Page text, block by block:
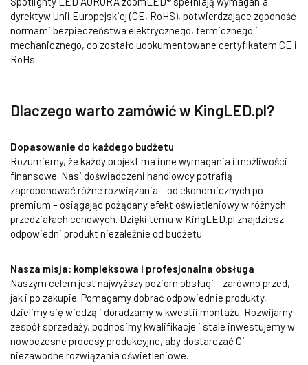
dyrektyw Unii Europejskiej (CE, RoHS), potwierdzające zgodność
normami bezpieczeństwa elektrycznego, termicznego i
mechanicznego, co zostało udokumentowane certyfikatem CE i
RoHs.
Dlaczego warto zamówić w KingLED.pl?
Dopasowanie do każdego budżetu
Rozumiemy, że każdy projekt ma inne wymagania i możliwości
finansowe. Nasi doświadczeni handlowcy potrafią
zaproponować różne rozwiązania – od ekonomicznych po
premium – osiągając pożądany efekt oświetleniowy w różnych
przedziałach cenowych. Dzięki temu w KingLED.pl znajdziesz
odpowiedni produkt niezależnie od budżetu.
Nasza misja: kompleksowa i profesjonalna obsługa
Naszym celem jest najwyższy poziom obsługi – zarówno przed,
jak i po zakupie. Pomagamy dobrać odpowiednie produkty,
dzielimy się wiedzą i doradzamy w kwestii montażu. Rozwijamy
zespół sprzedaży, podnosimy kwalifikacje i stale inwestujemy w
nowoczesne procesy produkcyjne, aby dostarczać Ci
niezawodne rozwiązania oświetleniowe.